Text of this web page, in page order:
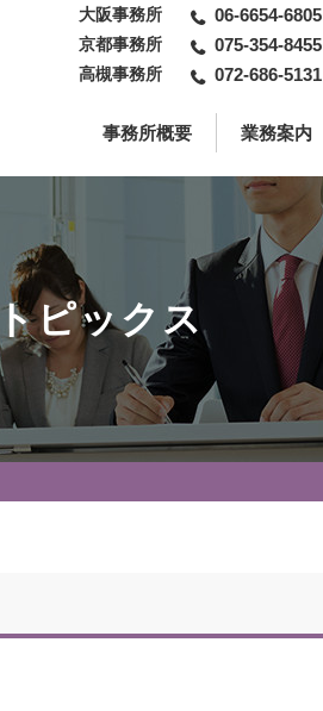
大阪事務所 06-6654-6805
京都事務所 075-354-8455
高槻事務所 072-686-5131
事務所概要 業務案内
トピックス